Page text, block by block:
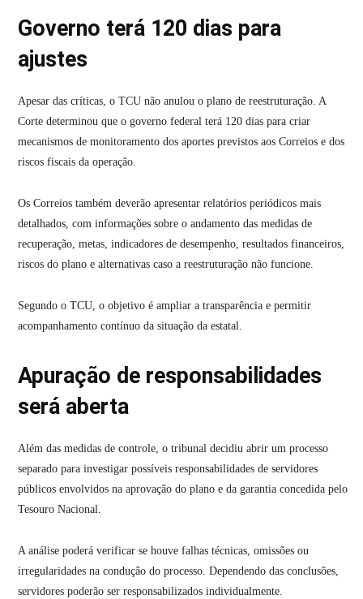
Governo terá 120 dias para
ajustes
Apesar das críticas, o TCU não anulou o plano de reestruturação. A
Corte determinou que o governo federal terá 120 dias para criar
mecanismos de monitoramento dos aportes previstos aos Correios e dos
riscos fiscais da operação.
Os Correios também deverão apresentar relatórios periódicos mais
detalhados, com informações sobre o andamento das medidas de
recuperação, metas, indicadores de desempenho, resultados financeiros,
riscos do plano e alternativas caso a reestruturação não funcione.
Segundo o TCU, o objetivo é ampliar a transparência e permitir
acompanhamento contínuo da situação da estatal.
Apuração de responsabilidades
será aberta
Além das medidas de controle, o tribunal decidiu abrir um processo
separado para investigar possíveis responsabilidades de servidores
públicos envolvidos na aprovação do plano e da garantia concedida pelo
Tesouro Nacional.
A análise poderá verificar se houve falhas técnicas, omissões ou
irregularidades na condução do processo. Dependendo das conclusões,
servidores poderão ser responsabilizados individualmente.